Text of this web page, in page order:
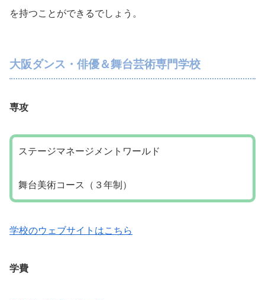
を持つことができるでしょう。
大阪ダンス・俳優＆舞台芸術専門学校
専攻
ステージマネージメントワールド
舞台美術コース（３年制）
学校のウェブサイトはこちら
学費